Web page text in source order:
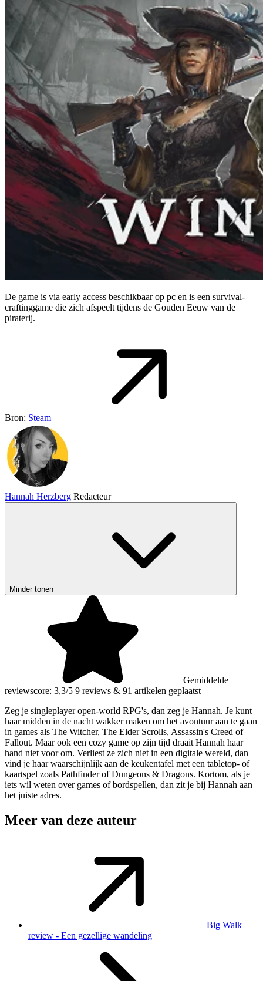
De game is via early access beschikbaar op pc en is een survival-
craftinggame die zich afspeelt tijdens de Gouden Eeuw van de
piraterij.
Bron: Steam
Hannah Herzberg Redacteur
Minder tonen
Gemiddelde
reviewscore: 3,3/5 9 reviews & 91 artikelen geplaatst
Zeg je singleplayer open-world RPG's, dan zeg je Hannah. Je kunt
haar midden in de nacht wakker maken om het avontuur aan te gaan
in games als The Witcher, The Elder Scrolls, Assassin's Creed of
Fallout. Maar ook een cozy game op zijn tijd draait Hannah haar
hand niet voor om. Verliest ze zich niet in een digitale wereld, dan
vind je haar waarschijnlijk aan de keukentafel met een tabletop- of
kaartspel zoals Pathfinder of Dungeons & Dragons. Kortom, als je
iets wil weten over games of bordspellen, dan zit je bij Hannah aan
het juiste adres.
Meer van deze auteur
Big Walk
review - Een gezellige wandeling